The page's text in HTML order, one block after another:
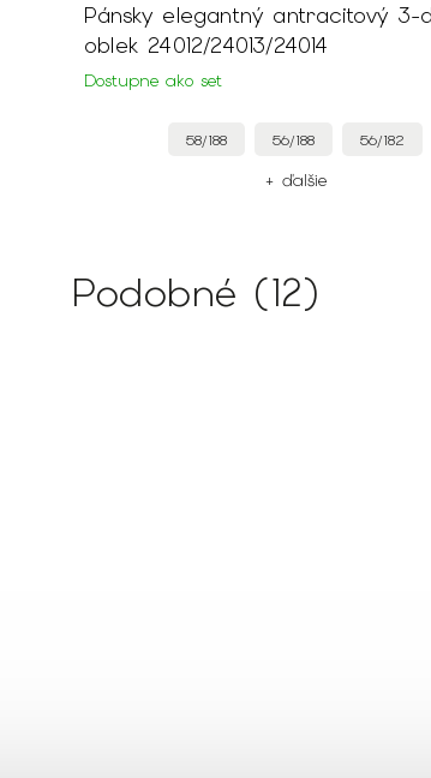
Pánsky elegantný antracitový 3-
oblek 24012/24013/24014
Dostupne ako set
58/188 56/188 56/182
+ ďalšie
Podobné (12)